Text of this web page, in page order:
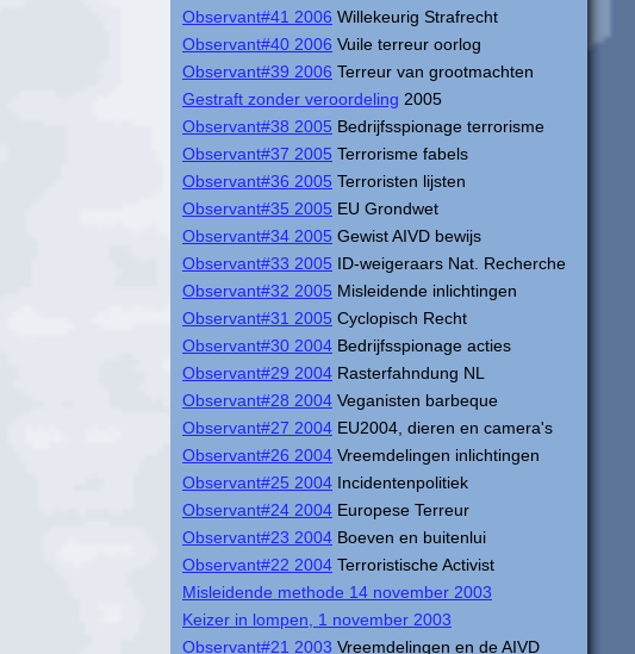
Observant#41 2006 Willekeurig Strafrecht
Observant#40 2006 Vuile terreur oorlog
Observant#39 2006 Terreur van grootmachten
Gestraft zonder veroordeling 2005
Observant#38 2005 Bedrijfsspionage terrorisme
Observant#37 2005 Terrorisme fabels
Observant#36 2005 Terroristen lijsten
Observant#35 2005 EU Grondwet
Observant#34 2005 Gewist AIVD bewijs
Observant#33 2005 ID-weigeraars Nat. Recherche
Observant#32 2005 Misleidende inlichtingen
Observant#31 2005 Cyclopisch Recht
Observant#30 2004 Bedrijfsspionage acties
Observant#29 2004 Rasterfahndung NL
Observant#28 2004 Veganisten barbeque
Observant#27 2004 EU2004, dieren en camera's
Observant#26 2004 Vreemdelingen inlichtingen
Observant#25 2004 Incidentenpolitiek
Observant#24 2004 Europese Terreur
Observant#23 2004 Boeven en buitenlui
Observant#22 2004 Terroristische Activist
Misleidende methode 14 november 2003
Keizer in lompen, 1 november 2003
Observant#21 2003 Vreemdelingen en de AIVD